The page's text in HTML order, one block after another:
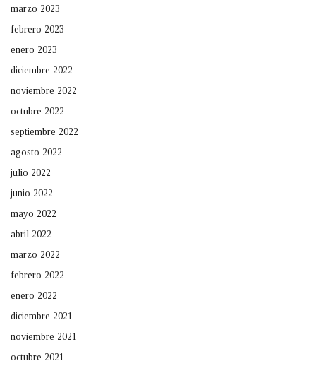
marzo 2023
febrero 2023
enero 2023
diciembre 2022
noviembre 2022
octubre 2022
septiembre 2022
agosto 2022
julio 2022
junio 2022
mayo 2022
abril 2022
marzo 2022
febrero 2022
enero 2022
diciembre 2021
noviembre 2021
octubre 2021